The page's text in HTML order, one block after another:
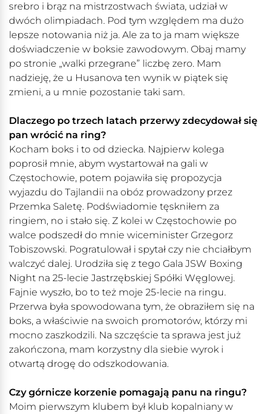
srebro i brąz na mistrzostwach świata, udział w
dwóch olimpiadach. Pod tym względem ma dużo
lepsze notowania niż ja. Ale za to ja mam większe
doświadczenie w boksie zawodowym. Obaj mamy
po stronie „walki przegrane” liczbę zero. Mam
nadzieję, że u Husanova ten wynik w piątek się
zmieni, a u mnie pozostanie taki sam.
Dlaczego po trzech latach przerwy zdecydował się
pan wrócić na ring?
Kocham boks i to od dziecka. Najpierw kolega
poprosił mnie, abym wystartował na gali w
Częstochowie, potem pojawiła się propozycja
wyjazdu do Tajlandii na obóz prowadzony przez
Przemka Saletę. Podświadomie tęskniłem za
ringiem, no i stało się. Z kolei w Częstochowie po
walce podszedł do mnie wiceminister Grzegorz
Tobiszowski. Pogratulował i spytał czy nie chciałbym
walczyć dalej. Urodziła się z tego Gala JSW Boxing
Night na 25-lecie Jastrzębskiej Spółki Węglowej.
Fajnie wyszło, bo to też moje 25-lecie na ringu.
Przerwa była spowodowana tym, że obraziłem się na
boks, a właściwie na swoich promotorów, którzy mi
mocno zaszkodzili. Na szczęście ta sprawa jest już
zakończona, mam korzystny dla siebie wyrok i
otwartą drogę do odszkodowania.
Czy górnicze korzenie pomagają panu na ringu?
Moim pierwszym klubem był klub kopalniany w